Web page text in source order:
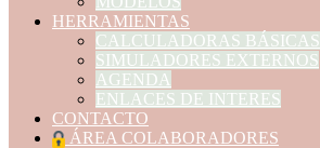
HERRAMIENTAS
CALCULADORAS BÁSICAS
SIMULADORES EXTERNOS
AGENDA
ENLACES DE INTERES
CONTACTO
ÁREA COLABORADORES